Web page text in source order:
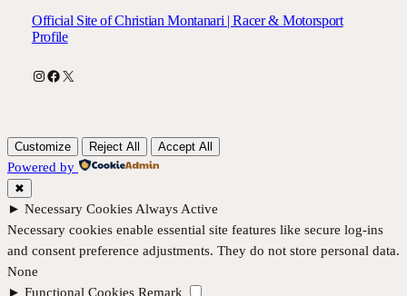
Official Site of Christian Montanari | Racer & Motorsport
Profile
Instagram
Facebook
X
Customize Reject All Accept All
Powered by
✖
► Necessary Cookies Always Active
Necessary cookies enable essential site features like secure log-ins
and consent preference adjustments. They do not store personal data.
None
► Functional Cookies Remark